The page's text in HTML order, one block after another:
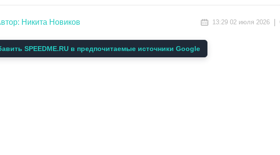
Никита Новиков 13:29 02 июля 2026
SPEEDME.RU в предпочитаемые источники Google